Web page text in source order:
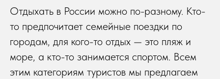
Отдыхать в России можно по-разному. Кто-
то предпочитает семейные поездки по
городам, для кого-то отдых — это пляж и
море, а кто-то занимается спортом. Всем
этим категориям туристов мы предлагаем